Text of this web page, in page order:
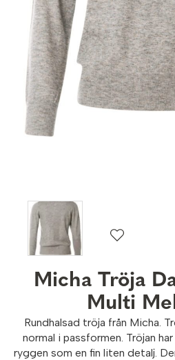
Micha Tröja
Multi
Rundhalsad tröja från Micha.
normal i passformen. Tröjan
ryggen som en fin liten detalj.